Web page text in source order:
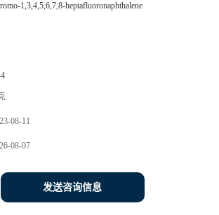
1,3,4,5,6,7,8-heptafluoronaphthalene
08-11
08-07
发送咨询信息